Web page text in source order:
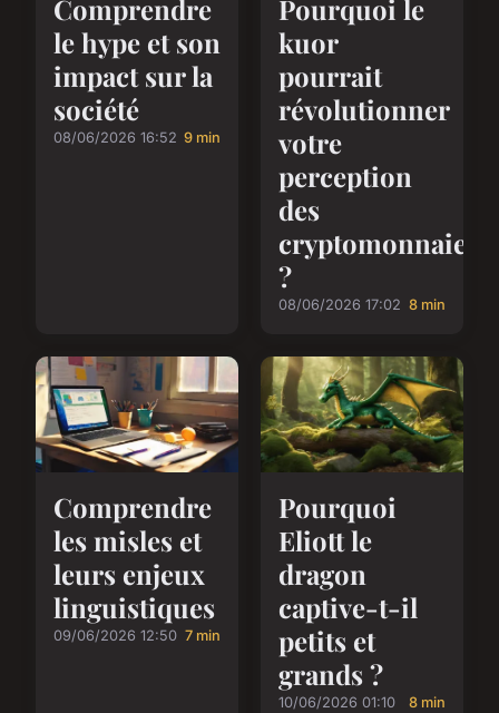
Comprendre
le hype et son
impact sur la
société
08/06/2026 16:52 9 min
Pourquoi le
kuor
pourrait
révolutionner
votre
perception
des
cryptomonnaies
?
08/06/2026 17:02 8 min
Comprendre
les misles et
leurs enjeux
linguistiques
09/06/2026 12:50 7 min
Pourquoi
Eliott le
dragon
captive-t-il
petits et
grands ?
10/06/2026 01:10 8 min